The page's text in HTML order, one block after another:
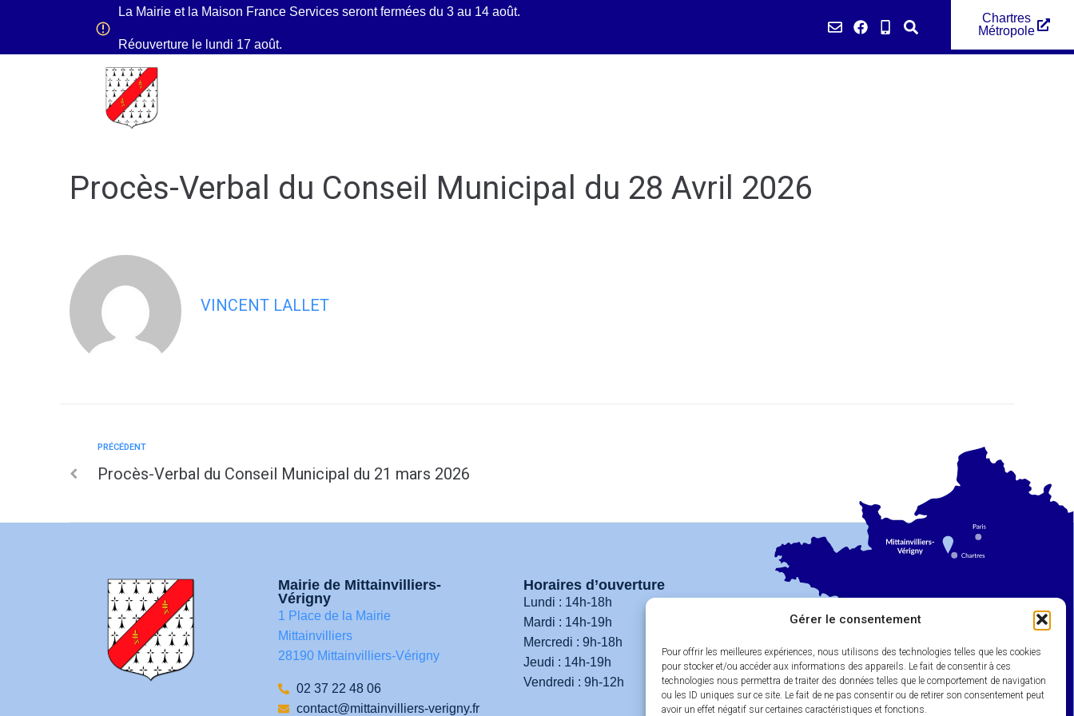
Gérer le consentement
Pour offrir les meilleures expériences, nous utilisons des technologies telles que les cookies
pour stocker et/ou accéder aux informations des appareils. Le fait de consentir à ces
technologies nous permettra de traiter des données telles que le comportement de navigation
ou les ID uniques sur ce site. Le fait de ne pas consentir ou de retirer son consentement peut
avoir un effet négatif sur certaines caractéristiques et fonctions.
La Mairie et la Maison France Services seront fermées du 3 au 14 août.
Réouverture le lundi 17 août.
Chartres
Métropole
Procès-Verbal du Conseil Municipal du 28 Avril 2026
VINCENT LALLET
PRÉCÉDENT
Procès-Verbal du Conseil Municipal du 21 mars 2026
Mairie de Mittainvilliers-
Vérigny
1 Place de la Mairie
Mittainvilliers
28190 Mittainvilliers-Vérigny
02 37 22 48 06
contact@mittainvilliers-verigny.fr
Horaires d’ouverture
Lundi : 14h-18h
Mardi : 14h-19h
Mercredi : 9h-18h
Jeudi : 14h-19h
Vendredi : 9h-12h